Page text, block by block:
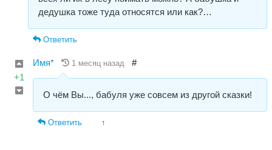
дедушка тоже туда относятся или как?…
Ответить
+1
Имя* 1 месяц назад #
О чём Вы..., бабуля уже совсем из другой сказки!
Ответить ↑